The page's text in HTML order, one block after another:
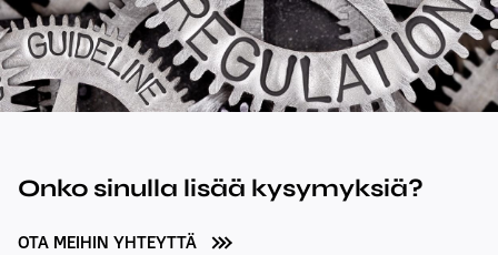
Onko sinulla lisää kysymyksiä?
OTA MEIHIN YHTEYTTÄ